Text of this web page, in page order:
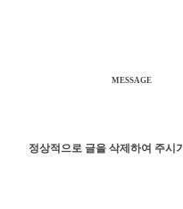
MESSAGE
정상적으로 글을 삭제하여 주시